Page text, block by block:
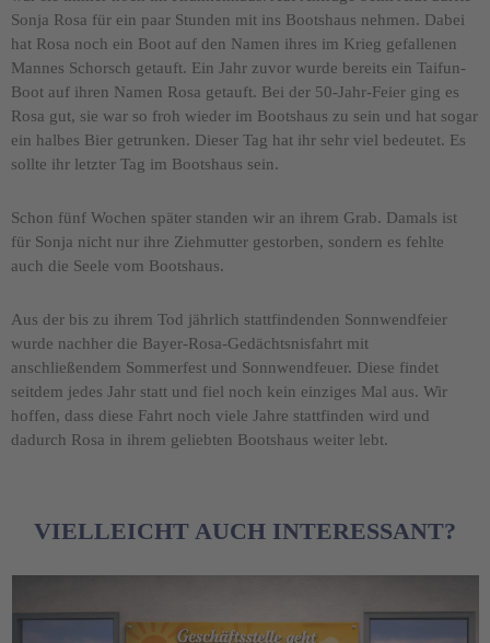
Sonja Rosa für ein paar Stunden mit ins Bootshaus nehmen. Dabei
hat Rosa noch ein Boot auf den Namen ihres im Krieg gefallenen
Mannes Schorsch getauft. Ein Jahr zuvor wurde bereits ein Taifun-
Boot auf ihren Namen Rosa getauft. Bei der 50-Jahr-Feier ging es
Rosa gut, sie war so froh wieder im Bootshaus zu sein und hat sogar
ein halbes Bier getrunken. Dieser Tag hat ihr sehr viel bedeutet. Es
sollte ihr letzter Tag im Bootshaus sein.
Schon fünf Wochen später standen wir an ihrem Grab. Damals ist
für Sonja nicht nur ihre Ziehmutter gestorben, sondern es fehlte
auch die Seele vom Bootshaus.
Aus der bis zu ihrem Tod jährlich stattfindenden Sonnwendfeier
wurde nachher die Bayer-Rosa-Gedächtsnisfahrt mit
anschließendem Sommerfest und Sonnwendfeuer. Diese findet
seitdem jedes Jahr statt und fiel noch kein einziges Mal aus. Wir
hoffen, dass diese Fahrt noch viele Jahre stattfinden wird und
dadurch Rosa in ihrem geliebten Bootshaus weiter lebt.
VIELLEICHT AUCH INTERESSANT?